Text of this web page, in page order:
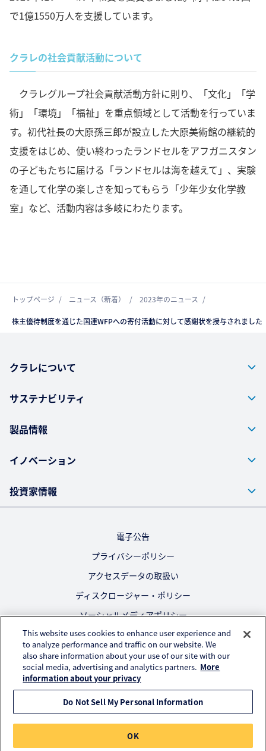
で1億1550万人を支援しています。
クラレの社会貢献活動について
クラレグループ社会貢献活動方針に則り、「文化」「学
術」「環境」「福祉」を重点領域として活動を行っていま
す。初代社長の大原孫三郎が設立した大原美術館の継続的
支援をはじめ、使い終わったランドセルをアフガニスタン
の子どもたちに届ける「ランドセルは海を越えて」、実験
を通して化学の楽しさを知ってもらう「少年少女化学教
室」など、活動内容は多岐にわたります。
トップページ ニュース（新着） 2023年のニュース
株主優待制度を通じた国連WFPへの寄付活動に対して感謝状を授与されました
クラレについて
サステナビリティ
製品情報
イノベーション
投資家情報
電子公告
プライバシーポリシー
アクセスデータの取扱い
ディスクロージャー・ポリシー
ソーシャルメディアポリシー
ご利用にあたって
公式SNS
© KURARAY CO., LTD. All RIGHTS RESERVED.
This website uses cookies to enhance user experience and
to analyze performance and traffic on our website. We
also share information about your use of our site with our
social media, advertising and analytics partners. More
information about your privacy
Do Not Sell My Personal Information
OK